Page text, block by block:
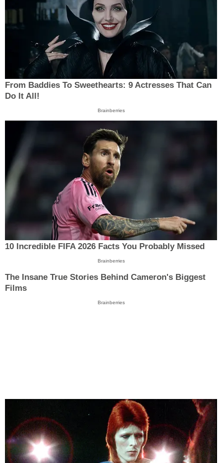
From Baddies To Sweethearts: 9 Actresses That Can
Do It All!
Brainberries
10 Incredible FIFA 2026 Facts You Probably Missed
Brainberries
The Insane True Stories Behind Cameron's Biggest
Films
Brainberries